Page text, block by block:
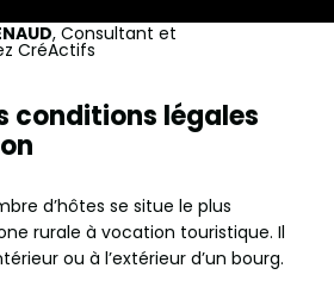
, Consultant et
CréActifs
conditions légales
d’hôtes se situe le plus
rurale à vocation touristique. Il
ou à l’extérieur d’un bourg.